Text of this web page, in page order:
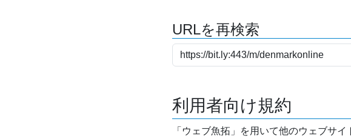
URLを再検索
利用者向け規約
「ウェブ魚拓」を用いて他のウェブサ